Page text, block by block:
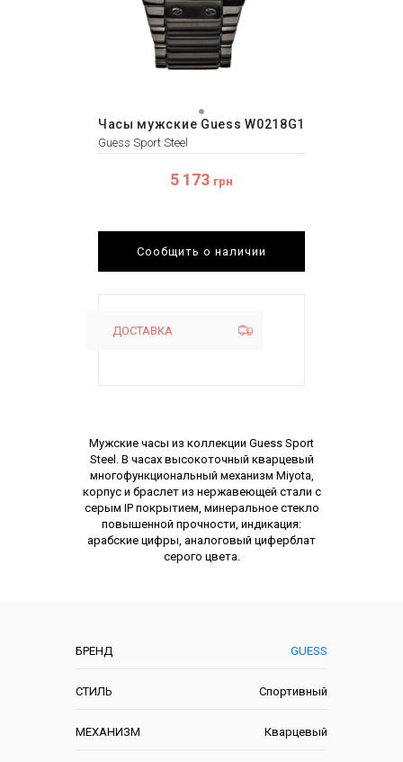
Часы мужские Guess W0218G1
Guess Sport Steel
5 173 грн
Сообщить о наличии
ДОСТАВКА
БРЕНД GUESS
СТИЛЬ Спортивный
МЕХАНИЗМ Кварцевый
Описание
Мужские часы из коллекции Guess Sport
Steel. В часах высокоточный кварцевый
многофункциональный механизм Miyota,
корпус и браслет из нержавеющей стали с
серым IP покрытием, минеральное стекло
повышенной прочности, индикация:
арабские цифры, аналоговый циферблат
серого цвета.